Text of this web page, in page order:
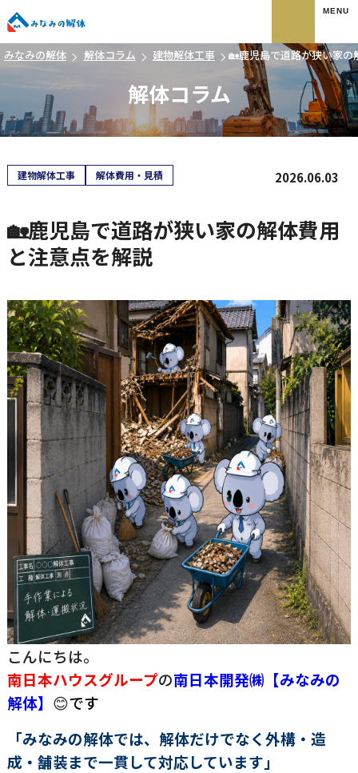
みなみの解体 解体コラム 建物解体工事 🏡鹿児島で道路が狭い家
解体コラム
建物解体工事 解体費用・見積 2026.06.03
🏡鹿児島で道路が狭い家の解体費用
と注意点を解説
こんにちは。
南日本ハウスグループの南日本開発㈱【みなみの
解体】 😊です
「みなみの解体では、解体だけでなく外構・造
成・舗装まで一貫して対応しています」